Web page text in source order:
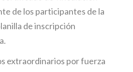
de los participantes de la
de inscripción
extraordinarios por fuerza